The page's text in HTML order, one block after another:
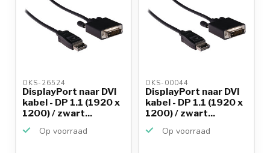
OKS-26524
DisplayPort naar DVI
kabel - DP 1.1 (1920 x
1200) / zwart...
Op voorraad
OKS-00044
DisplayPort naar DVI
kabel - DP 1.1 (1920 x
1200) / zwart...
Op voorraad